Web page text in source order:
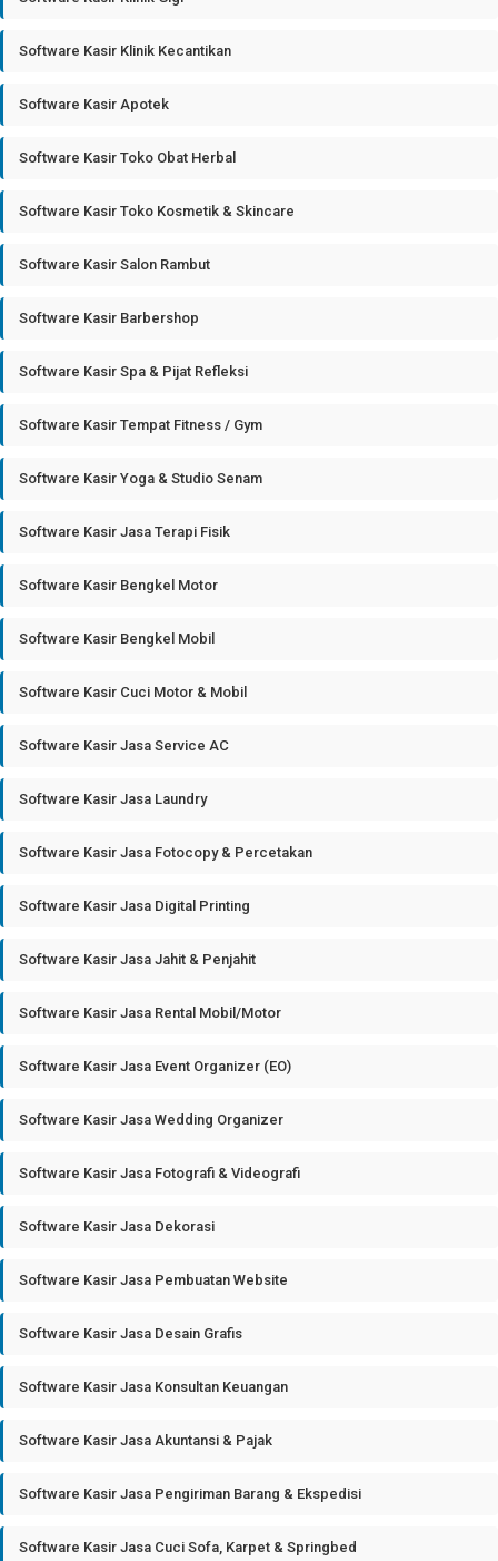
Software Kasir Klinik Kecantikan
Software Kasir Apotek
Software Kasir Toko Obat Herbal
Software Kasir Toko Kosmetik & Skincare
Software Kasir Salon Rambut
Software Kasir Barbershop
Software Kasir Spa & Pijat Refleksi
Software Kasir Tempat Fitness / Gym
Software Kasir Yoga & Studio Senam
Software Kasir Jasa Terapi Fisik
Software Kasir Bengkel Motor
Software Kasir Bengkel Mobil
Software Kasir Cuci Motor & Mobil
Software Kasir Jasa Service AC
Software Kasir Jasa Laundry
Software Kasir Jasa Fotocopy & Percetakan
Software Kasir Jasa Digital Printing
Software Kasir Jasa Jahit & Penjahit
Software Kasir Jasa Rental Mobil/Motor
Software Kasir Jasa Event Organizer (EO)
Software Kasir Jasa Wedding Organizer
Software Kasir Jasa Fotografi & Videografi
Software Kasir Jasa Dekorasi
Software Kasir Jasa Pembuatan Website
Software Kasir Jasa Desain Grafis
Software Kasir Jasa Konsultan Keuangan
Software Kasir Jasa Akuntansi & Pajak
Software Kasir Jasa Pengiriman Barang & Ekspedisi
Software Kasir Jasa Cuci Sofa, Karpet & Springbed